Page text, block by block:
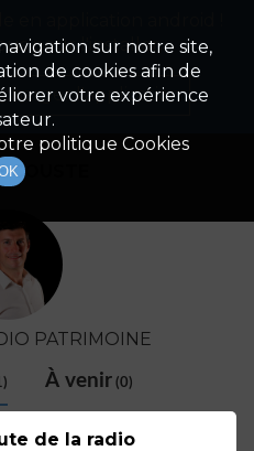
COUSTE
PATRIMOINE
À venir(0)
sur notre site,
de cookies afin de
votre expérience
politique Cookies
pour l'installer.
l'application
de la radio